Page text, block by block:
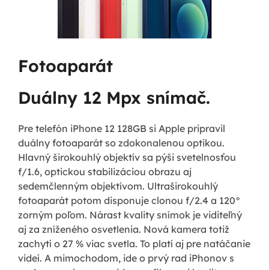
Fotoaparát
Duálny 12 Mpx snímač.
Pre telefón iPhone 12 128GB si Apple pripravil
duálny fotoaparát so zdokonalenou optikou.
Hlavný širokouhlý objektív sa pýši svetelnosťou
f/1.6, optickou stabilizáciou obrazu aj
sedemčlenným objektívom. Ultraširokouhlý
fotoaparát potom disponuje clonou f/2.4 a 120°
zorným poľom. Nárast kvality snímok je viditeľný
aj za zníženého osvetlenia. Nová kamera totiž
zachytí o 27 % viac svetla. To platí aj pre natáčanie
videí. A mimochodom, ide o prvý rad iPhonov s